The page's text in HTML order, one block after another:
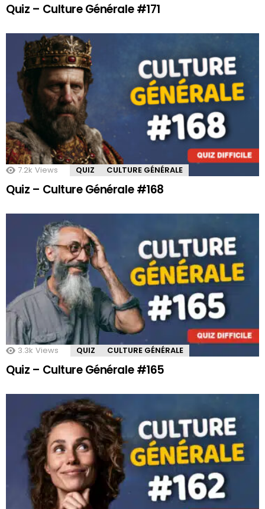
Quiz – Culture Générale #171
7.2k Views QUIZ CULTURE GÉNÉRALE
Quiz – Culture Générale #168
3.3k Views QUIZ CULTURE GÉNÉRALE
Quiz – Culture Générale #165